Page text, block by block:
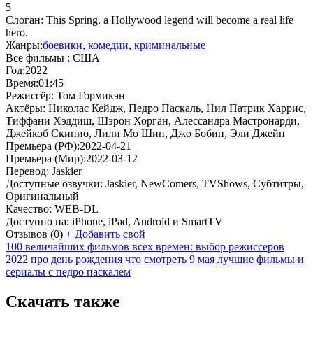
5
Слоган: This Spring, a Hollywood legend will become a real life
hero.
Жанры:боевики, комедии, криминальные
Все фильмы : США
Год:2022
Время:01:45
Режиссёр: Том Гормикэн
Актёры: Николас Кейдж, Педро Паскаль, Нил Патрик Харрис,
Тиффани Хэддиш, Шэрон Хорган, Алессандра Мастронарди,
Джейкоб Скипио, Лили Мо Шин, Джо Бобин, Эли Джейн
Премьера (РФ):2022-04-21
Премьера (Мир):2022-03-12
Перевод: Jaskier
Доступные озвучки: Jaskier, NewComers, TVShows, Субтитры,
Оригинальный
Качество: WEB-DL
Доступно на: iPhone, iPad, Android и SmartTV
Отзывов (0) + Добавить свой
100 величайших фильмов всех времен: выбор режиссеров
2022 про день рождения что смотреть 9 мая лучшие фильмы и
сериалы с педро паскалем
Скачать также